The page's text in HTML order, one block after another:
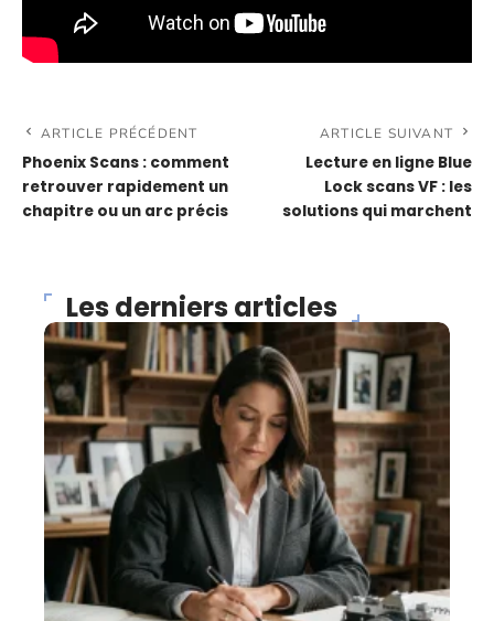
ARTICLE PRÉCÉDENT
Phoenix Scans : comment
retrouver rapidement un
chapitre ou un arc précis
ARTICLE SUIVANT
Lecture en ligne Blue
Lock scans VF : les
solutions qui marchent
Les derniers articles